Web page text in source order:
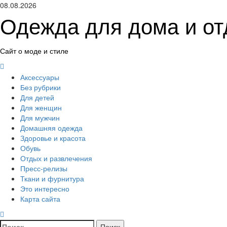
Перейти
содержимому
08.08.2026
Одежда для дома и
Сайт о моде и стиле
менюАксессуары
Без рубрики
Для детей
Для женщин
Для мужчин
Домашняя одежда
Здоровье и красота
Обувь
Отдых и развлечения
Пресс-релизы
Ткани и фурнитура
Это интересно
Карта сайта
Найти: